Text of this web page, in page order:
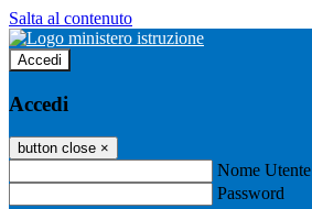
Salta al contenuto
Accedi
Accedi
button close ×
Nome Utente
Password